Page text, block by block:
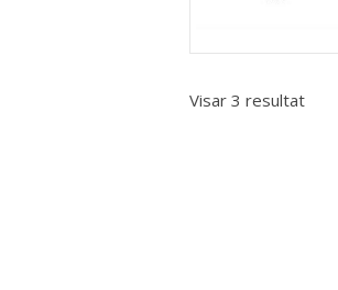
Visar 3 resultat